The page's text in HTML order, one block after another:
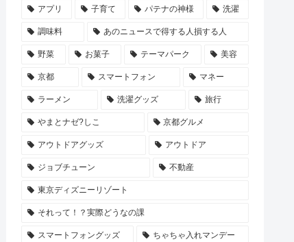
アプリ 子育て パテナの神様 洗濯
調味料 あのニュースで得する人損する人
野菜 お菓子 テーマパーク 美容
京都 スマートフォン マネー
ラーメン 洗濯グッズ 旅行
やまとナゼ?しこ 京都グルメ
アウトドアグッズ アウトドア
ジョブチューン 不動産
東京ディズニーリゾート
それって！？実際どうなの課
スマートフォングッズ ちゃちゃ入れマンデー